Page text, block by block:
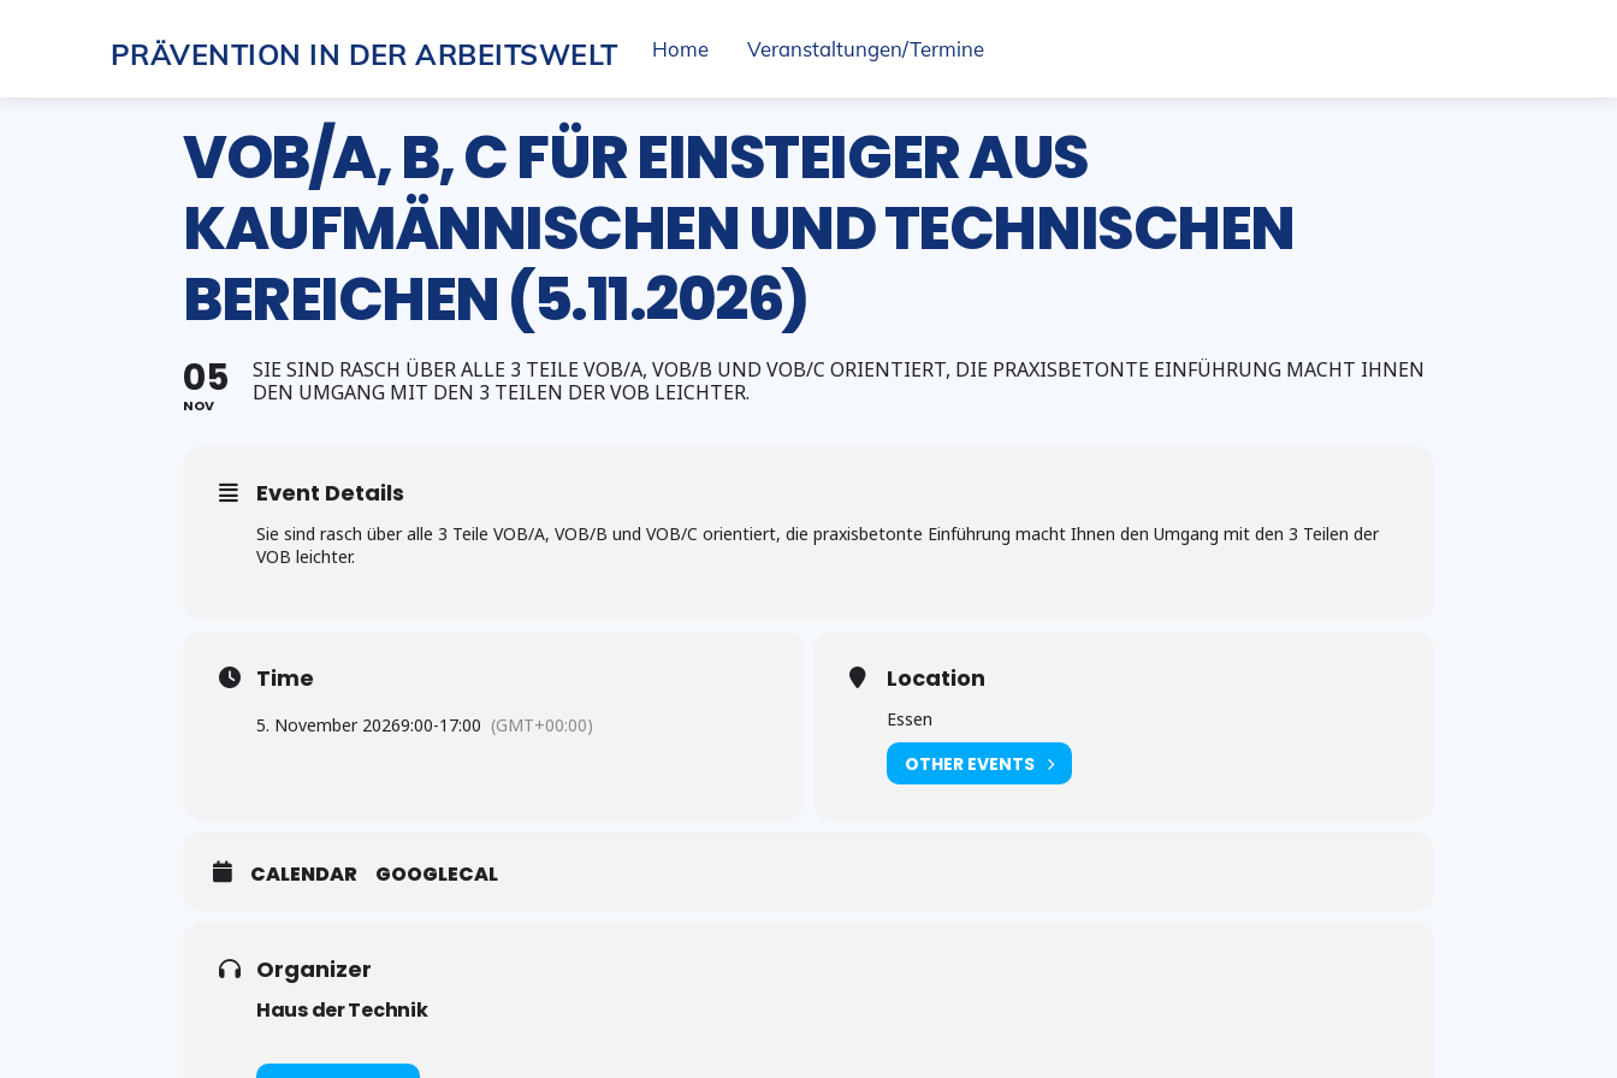
PRÄVENTION IN DER ARBEITSWELT Home Veranstaltungen/Termine
VOB/A, B, C FÜR EINSTEIGER AUS
KAUFMÄNNISCHEN UND TECHNISCHEN
BEREICHEN (5.11.2026)
05
NOV
SIE SIND RASCH ÜBER ALLE 3 TEILE VOB/A, VOB/B UND VOB/C ORIENTIERT, DIE PRAXISBETONTE EINFÜHRUNG MACHT IHNEN
DEN UMGANG MIT DEN 3 TEILEN DER VOB LEICHTER.
Event Details
Sie sind rasch über alle 3 Teile VOB/A, VOB/B und VOB/C orientiert, die praxisbetonte Einführung macht Ihnen den Umgang mit den 3 Teilen der
VOB leichter.
Time
5. November 20269:00-17:00 (GMT+00:00)
Location
Essen
OTHER EVENTS
CALENDAR GOOGLECAL
Organizer
Haus der Technik